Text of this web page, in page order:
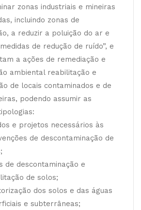
zonas industriais e mineiras
incluindo zonas de
a reduzir a poluição do ar e
de redução de ruído”, e
a ações de remediação e
ambiental reabilitação e
de locais contaminados e de
podendo assumir as
e projetos necessários às
de descontaminação de
de descontaminação e
de solos;
dos solos e das águas
e subterrâneas;